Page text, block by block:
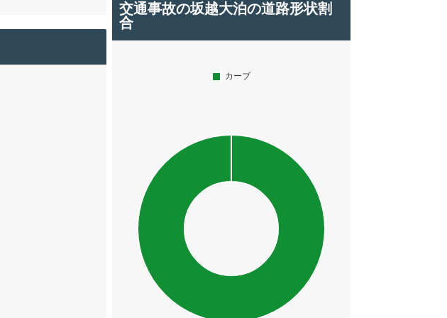
交通事故の坂越大泊の道路形状割
合